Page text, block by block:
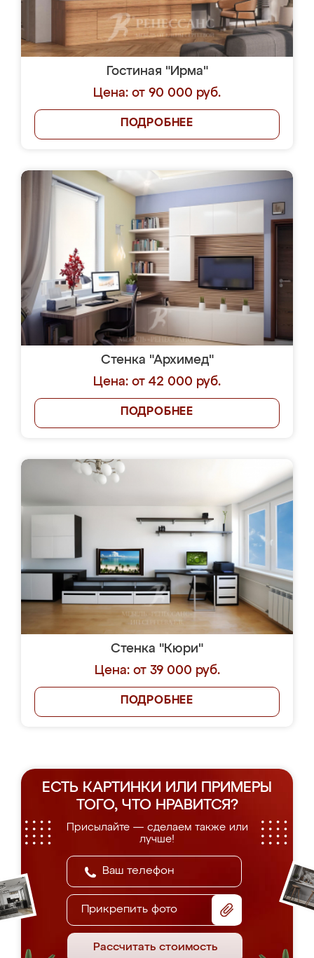
Гостиная "Ирма"
Цена: от 90 000 руб.
ПОДРОБНЕЕ
Стенка "Архимед"
Цена: от 42 000 руб.
ПОДРОБНЕЕ
Стенка "Кюри"
Цена: от 39 000 руб.
ПОДРОБНЕЕ
ЕСТЬ КАРТИНКИ ИЛИ ПРИМЕРЫ
ТОГО, ЧТО НРАВИТСЯ?
Присылайте — сделаем также или
лучше!
Прикрепить фото
Рассчитать стоимость